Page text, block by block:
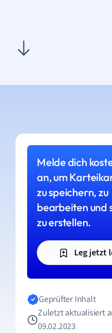
Melde dich
an, um
zu speichern, zu
bearbeiten und
zu erstellen.
Leg jetzt
Geprüfter Inhalt
Zuletzt aktualisiert
09.02.2023